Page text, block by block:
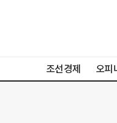
조선경제 오피